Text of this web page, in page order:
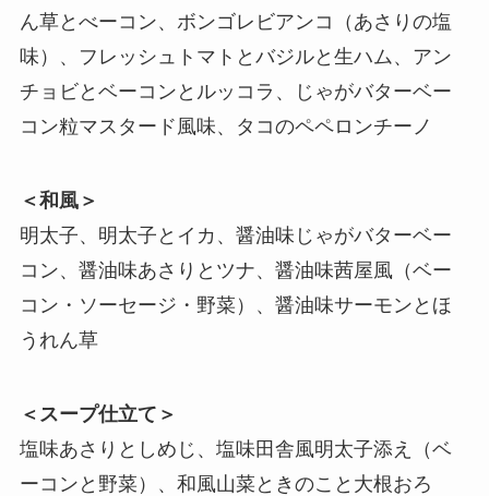
ん草とべーコン、ボンゴレビアンコ（あさりの塩
味）、フレッシュトマトとバジルと生ハム、アン
チョビとベーコンとルッコラ、じゃがバターベー
コン粒マスタード風味、タコのペペロンチーノ
＜和風＞
明太子、明太子とイカ、醤油味じゃがバターベー
コン、醤油味あさりとツナ、醤油味茜屋風（ベー
コン・ソーセージ・野菜）、醤油味サーモンとほ
うれん草
＜スープ仕立て＞
塩味あさりとしめじ、塩味田舎風明太子添え（ベ
ーコンと野菜）、和風山菜ときのこと大根おろ